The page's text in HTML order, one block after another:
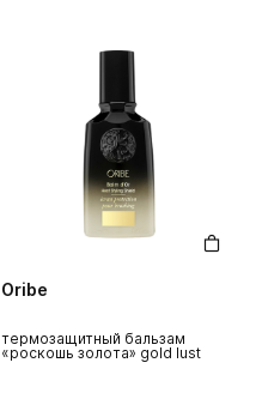
Oribe
термозащитный бальзам
«роскошь золота» gold lust